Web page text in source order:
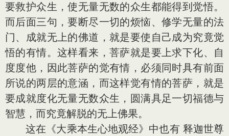
要救护众生，使无量无数的众生都能得到觉悟。
而后面三句，要断尽一切的烦恼、修学无量的法
门、成就无上的佛道，就是要使自己成为究竟觉
悟的有情。这样看来，菩萨就是要上求下化、自
度度他，因此菩萨的觉有情，必须同时具有前面
所说的两层的意涵，而这样觉有情的菩萨，就是
要成就度化无量无数众生，圆满具足一切福德与
智慧，而究竟解脱的无上佛果。
这在《大乘本生心地观经》中也有 释迦世尊